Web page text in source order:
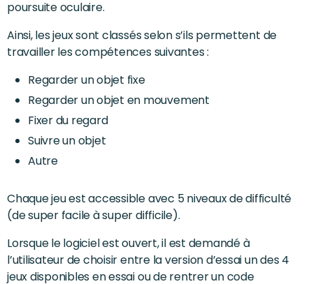
poursuite oculaire.
Ainsi, les jeux sont classés selon s’ils permettent de
travailler les compétences suivantes :
Regarder un objet fixe
Regarder un objet en mouvement
Fixer du regard
Suivre un objet
Autre
Chaque jeu est accessible avec 5 niveaux de difficulté
(de super facile à super difficile).
Lorsque le logiciel est ouvert, il est demandé à
l’utilisateur de choisir entre la version d’essai un des 4
jeux disponibles en essai ou de rentrer un code